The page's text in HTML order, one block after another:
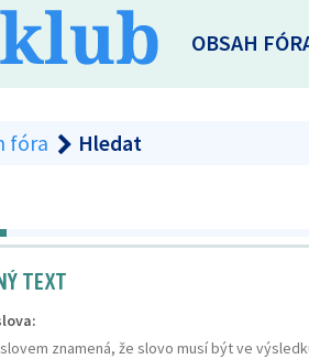
OBSAH
fóra Hledat
TEXT
znamená, že slovo musí být ve